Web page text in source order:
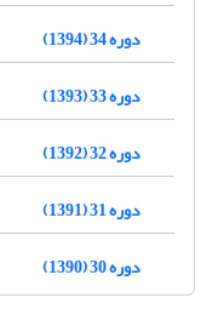
دوره 34 (1394)
دوره 33 (1393)
دوره 32 (1392)
دوره 31 (1391)
دوره 30 (1390)